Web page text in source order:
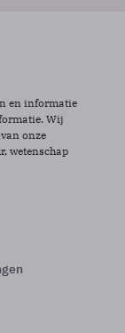
en informatie
Wij
onze
wetenschap